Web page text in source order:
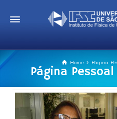
Home Página
Página